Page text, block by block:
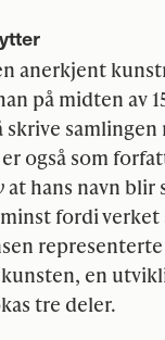
anerkjent
på midten av
samlingen
også som
at hans navn blir
fordi verket
en
tre deler.